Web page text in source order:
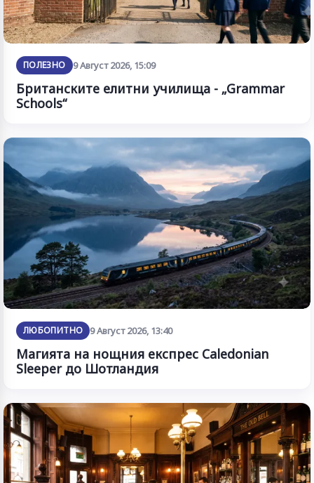
ПОЛЕЗНО 9 Август 2026, 15:09
Британските елитни училища - „Grammar
Schools“
ЛЮБОПИТНО 9 Август 2026, 13:40
Магията на нощния експрес Caledonian
Sleeper до Шотландия